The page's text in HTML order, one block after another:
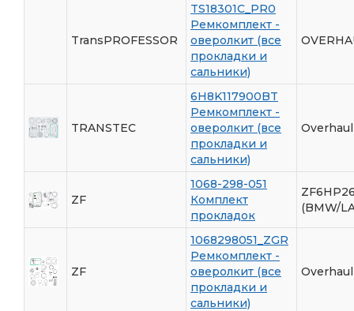
TransPROFESSOR
TS18301C_PR0
Ремкомплект -
оверолкит (все
прокладки и
сальники)
TRANSTEC
6H8K117900BT
Ремкомплект -
оверолкит (все
прокладки и
сальники)
ZF
1068-298-051
Комплект
прокладок
(BMW/
ZF
1068298051_ZGR
Ремкомплект -
оверолкит (все
прокладки и
сальники)